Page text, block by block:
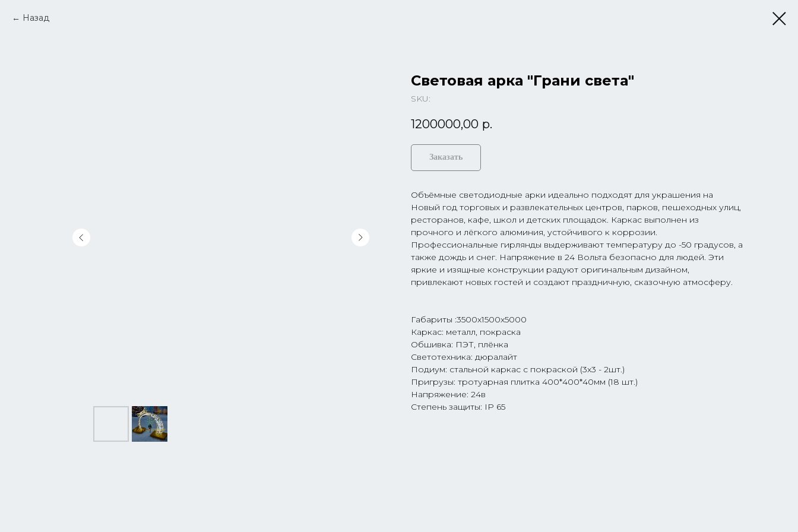
Назад
Световая арка "Грани света"
SKU:
1200000,00 р.
Заказать
Объёмные светодиодные арки идеально подходят для украшения на
Новый год торговых и развлекательных центров, парков, пешеходных улиц,
ресторанов, кафе, школ и детских площадок. Каркас выполнен из
прочного и лёгкого алюминия, устойчивого к коррозии.
Профессиональные гирлянды выдерживают температуру до -50 градусов, а
также дождь и снег. Напряжение в 24 Вольта безопасно для людей. Эти
яркие и изящные конструкции радуют оригинальным дизайном,
привлекают новых гостей и создают праздничную, сказочную атмосферу.
Габариты :3500х1500х5000
Каркас: металл, покраска
Обшивка: ПЭТ, плёнка
Светотехника: дюралайт
Подиум: стальной каркас с покраской (3x3 - 2шт.)
Пригрузы: тротуарная плитка 400*400*40мм (18 шт.)
Напряжение: 24в
Степень защиты: IP 65